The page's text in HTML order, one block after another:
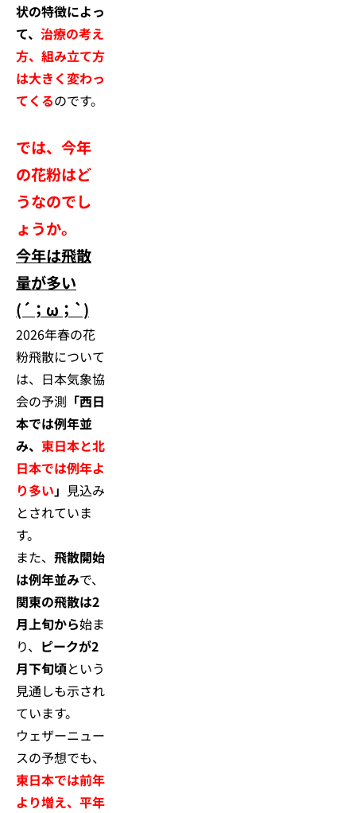
状の特徴によっ
て、 治療の考え
方、組み立て方
は大きく変わっ
てくるのです。
では、今年
の花粉はど
うなのでし
ょうか。
今年は飛散
量が多い
(´；ω；`)
2026年春の花
粉飛散について
は、日本気象協
会の予測 「西日
本では例年並
み、 東日本と北
日本では例年よ
り多い」 見込み
とされていま
す。
また、 飛散開始
は例年並みで、
関東の飛散は2
月上旬から始ま
り、 ピークが2
月下旬頃という
見通しも示され
ています。
ウェザーニュー
スの予想でも、
東日本では前年
より増え、平年